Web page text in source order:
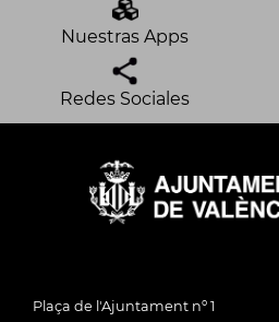
Nuestras Apps
Redes Sociales
Plaça de l'Ajuntament nº 1